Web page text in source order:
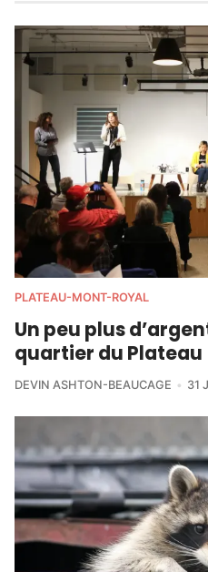
PLATEAU-MONT-ROYAL
Un peu plus
quartier du Plateau
DEVIN ASHTON-BEAUCAGE 31